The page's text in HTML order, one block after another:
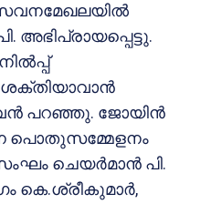
ശക്തിയാവാന്‍
പറഞ്ഞു. ജോയിന്‍
പൊതുസമ്മേളനം
ചെയര്‍മാന്‍ പി.
കെ.ശ്രീകുമാര്‍,